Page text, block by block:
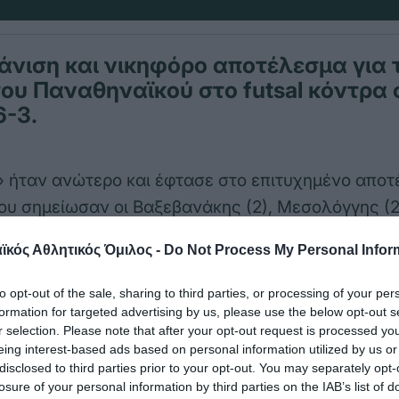
Αθλητικός Όμιλος - Do Not Process My Personal
opt-out of the sale, sharing to third parties, or processing of your
for targeted advertising by us, please use the below opt-out
selection. Please note that after your opt-out request is processed
interest-based ads based on personal information utilized by us
to third parties prior to your opt-out. You may separately
of your personal information by third parties on the IAB’s list of
και νικηφόρο αποτέλεσμα για
Παναθηναϊκού στο futsal κόντρα
3.
ήταν ανώτερο και έφτασε στο επιτυχημένο
σημείωσαν οι Βαξεβανάκης (2), Μεσολόγγης
Κικιρίκος, Τσαρτσαμπαλίδης, Χέλμης,
Παπαζωγράφος και Φλόκης.
με 5-3 από τον Πήγασο όπως και η Κ15 από την